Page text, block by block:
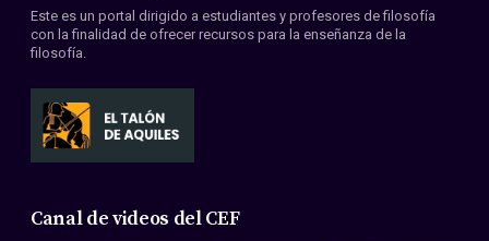
Convenios
Este es un portal dirigido a estudiantes y profesores de filosofía
con la finalidad de ofrecer recursos para la enseñanza de la
filosofía.
Canal de videos del CEF